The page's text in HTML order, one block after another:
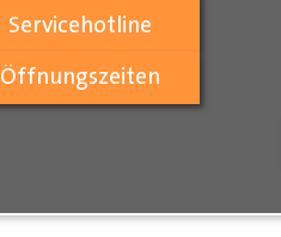
Servicehotline
Öffnungszeiten